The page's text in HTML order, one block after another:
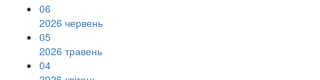
06
2026 червень
05
2026 травень
04